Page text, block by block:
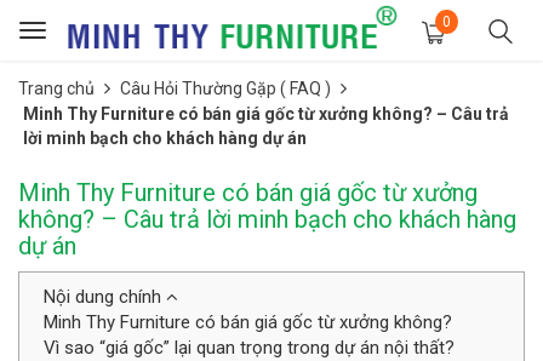
Toggle
0
Trang chủ
Câu Hỏi Thường Gặp ( FAQ )
Minh Thy Furniture có bán giá gốc từ xưởng không? – Câu trả
lời minh bạch cho khách hàng dự án
Minh Thy Furniture có bán giá gốc từ xưởng
không? – Câu trả lời minh bạch cho khách hàng
dự án
Nội dung chính
Minh Thy Furniture có bán giá gốc từ xưởng không?
Vì sao “giá gốc” lại quan trọng trong dự án nội thất?